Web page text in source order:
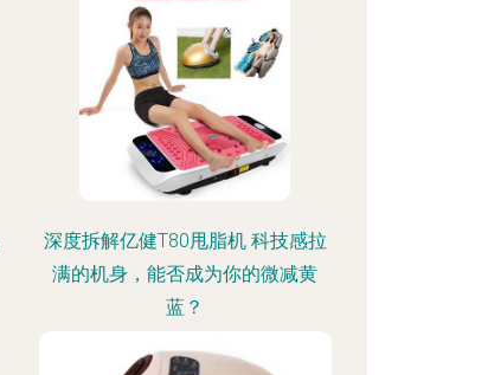
深度拆解亿健T80甩脂机 科技感拉
满的机身，能否成为你的微减黄
蓝？